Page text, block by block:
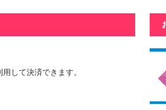
して決済できます。